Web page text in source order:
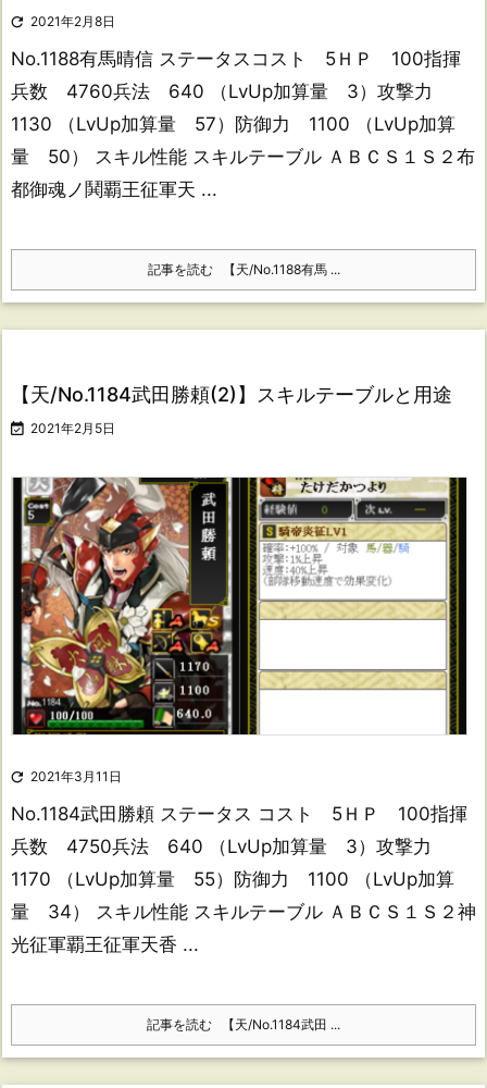
 2021年2月8日
No.1188有馬晴信 ステータスコスト 5ＨＰ 100指揮
兵数 4760兵法 640 （LvUp加算量 3）攻撃力
1130 （LvUp加算量 57）防御力 1100 （LvUp加算
量 50） スキル性能 スキルテーブル ＡＢＣＳ１Ｓ２布
都御魂ノ鬨覇王征軍天 ...
記事を読む 【天/No.1188有馬 ...
【天/No.1184武田勝頼(2)】スキルテーブルと用途
 2021年2月5日
 2021年3月11日
No.1184武田勝頼 ステータス コスト 5ＨＰ 100指揮
兵数 4750兵法 640 （LvUp加算量 3）攻撃力
1170 （LvUp加算量 55）防御力 1100 （LvUp加算
量 34） スキル性能 スキルテーブル ＡＢＣＳ１Ｓ２神
光征軍覇王征軍天香 ...
記事を読む 【天/No.1184武田 ...